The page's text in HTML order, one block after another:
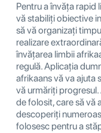
Pentru a învăța rapid
vă stabiliți obiective
să vă organizați
realizare
învățarea limbii
regulă. Aplicația
afrikaans vă va ajuta
vă urmăriți
de folosit, care să vă
descoperiți
folosesc pentru a